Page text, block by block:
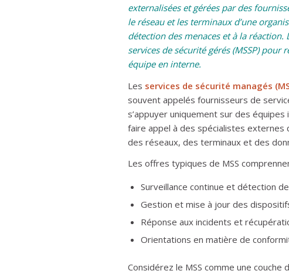
externalisées et gérées par des
le réseau et les terminaux d’une
détection des menaces et à la réaction.
services de sécurité gérés (MSSP)
équipe en interne.
Les services de sécurité managés
souvent appelés fournisseurs de
s’appuyer uniquement sur des
faire appel à des spécialistes
des réseaux, des terminaux et des
Les offres typiques de MSS
Surveillance continue et détection
Gestion et mise à jour des
Réponse aux incidents et
Orientations en matière de
Considérez le MSS comme une